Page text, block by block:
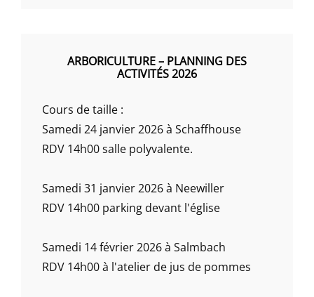
ARBORICULTURE – PLANNING DES
ACTIVITÉS 2026
Cours de taille :
Samedi 24 janvier 2026 à Schaffhouse
RDV 14h00 salle polyvalente.
Samedi 31 janvier 2026 à Neewiller
RDV 14h00 parking devant l'église
Samedi 14 février 2026 à Salmbach
RDV 14h00 à l'atelier de jus de pommes